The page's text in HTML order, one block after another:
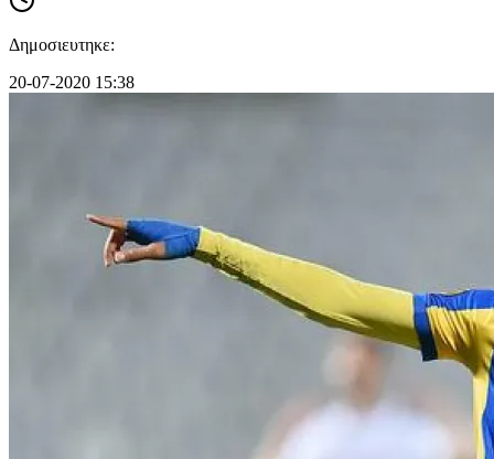
Δημοσιευτηκε:
20-07-2020 15:38